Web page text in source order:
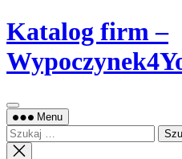
Skip
to
content
Katalog firm –
Menu
Szukaj:
Close